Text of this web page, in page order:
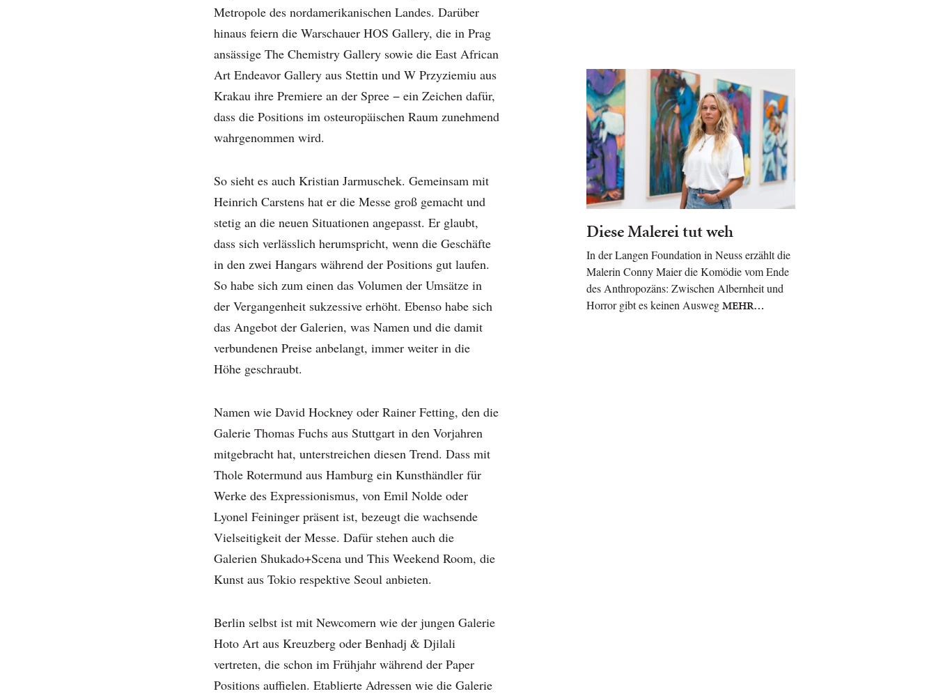
Metropole des nordamerikanischen Landes. Darüber
hinaus feiern die Warschauer HOS Gallery, die in Prag
ansässige The Chemistry Gallery sowie die East African
Art Endeavor Gallery aus Stettin und W Przyziemiu aus
Krakau ihre Premiere an der Spree − ein Zeichen dafür,
dass die Positions im osteuropäischen Raum zunehmend
wahrgenommen wird.
So sieht es auch Kristian Jarmuschek. Gemeinsam mit
Heinrich Carstens hat er die Messe groß gemacht und
stetig an die neuen Situationen angepasst. Er glaubt,
dass sich verlässlich herumspricht, wenn die Geschäfte
in den zwei Hangars während der Positions gut laufen.
So habe sich zum einen das Volumen der Umsätze in
der Vergangenheit sukzessive erhöht. Ebenso habe sich
das Angebot der Galerien, was Namen und die damit
verbundenen Preise anbelangt, immer weiter in die
Höhe geschraubt.
Namen wie David Hockney oder Rainer Fetting, den die
Galerie Thomas Fuchs aus Stuttgart in den Vorjahren
mitgebracht hat, unterstreichen diesen Trend. Dass mit
Thole Rotermund aus Hamburg ein Kunsthändler für
Werke des Expressionismus, von Emil Nolde oder
Lyonel Feininger präsent ist, bezeugt die wachsende
Vielseitigkeit der Messe. Dafür stehen auch die
Galerien Shukado+Scena und This Weekend Room, die
Kunst aus Tokio respektive Seoul anbieten.
Berlin selbst ist mit Newcomern wie der jungen Galerie
Hoto Art aus Kreuzberg oder Benhadj & Djilali
vertreten, die schon im Frühjahr während der Paper
Positions auffielen. Etablierte Adressen wie die Galerie
Diese Malerei tut weh
In der Langen Foundation in Neuss erzählt die
Malerin Conny Maier die Komödie vom Ende
des Anthropozäns: Zwischen Albernheit und
Horror gibt es keinen AuswegMEHR…